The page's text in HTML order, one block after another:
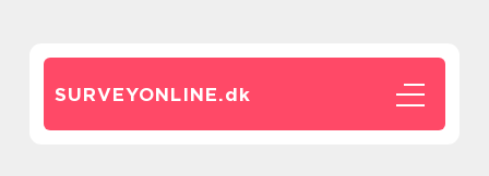
SURVEYONLINE.dk